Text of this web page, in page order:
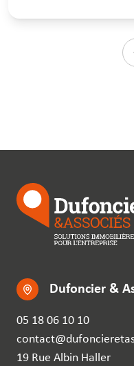
Dufoncier &
05 18 06 10 10
19 Rue Albin Haller